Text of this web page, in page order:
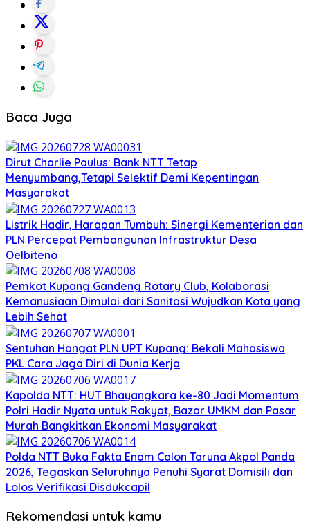
Baca Juga
Dirut Charlie Paulus: Bank NTT Tetap
Menyumbang,Tetapi Selektif Demi Kepentingan
Masyarakat
Listrik Hadir, Harapan Tumbuh: Sinergi Kementerian dan
PLN Percepat Pembangunan Infrastruktur Desa
Oelbiteno
Pemkot Kupang Gandeng Rotary Club, Kolaborasi
Kemanusiaan Dimulai dari Sanitasi Wujudkan Kota yang
Lebih Sehat
Sentuhan Hangat PLN UPT Kupang: Bekali Mahasiswa
PKL Cara Jaga Diri di Dunia Kerja
Kapolda NTT: HUT Bhayangkara ke-80 Jadi Momentum
Polri Hadir Nyata untuk Rakyat, Bazar UMKM dan Pasar
Murah Bangkitkan Ekonomi Masyarakat
Polda NTT Buka Fakta Enam Calon Taruna Akpol Panda
2026, Tegaskan Seluruhnya Penuhi Syarat Domisili dan
Lolos Verifikasi Disdukcapil
Rekomendasi untuk kamu